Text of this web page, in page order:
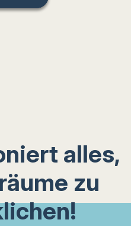
alles,
zu